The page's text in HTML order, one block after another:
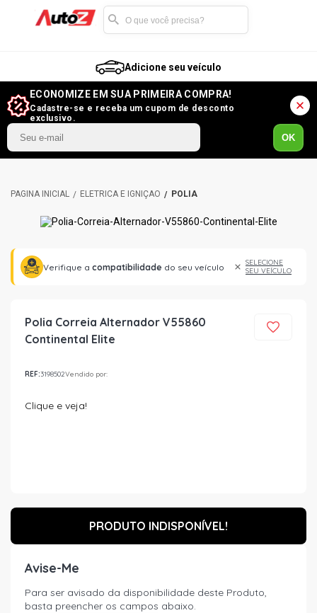
Adicione seu veículo
ECONOMIZE EM SUA PRIMEIRA COMPRA!
Cadastre-se e receba um cupom de desconto
exclusivo.
OK
ELÉTRICA E IGNIÇÃO POLIA
Verifique a compatibilidade do seu veículo
SELECIONE
SEU VEÍCULO
Polia Correia Alternador V55860
Continental Elite
REF:3198502Vendido por:
Clique e veja!
PRODUTO INDISPONÍVEL!
Avise-Me
Para ser avisado da disponibilidade deste Produto,
basta preencher os campos abaixo.